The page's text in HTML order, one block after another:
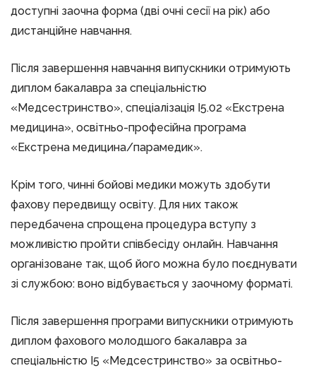
доступні заочна форма (дві очні сесії на рік) або
дистанційне навчання.
Після завершення навчання випускники отримують
диплом бакалавра за спеціальністю
«Медсестринство», спеціалізація І5.02 «Екстрена
медицина», освітньо-професійна програма
«Екстрена медицина/парамедик».
Крім того, чинні бойові медики можуть здобути
фахову передвищу освіту. Для них також
передбачена спрощена процедура вступу з
можливістю пройти співбесіду онлайн. Навчання
організоване так, щоб його можна було поєднувати
зі службою: воно відбувається у заочному форматі.
Після завершення програми випускники отримують
диплом фахового молодшого бакалавра за
спеціальністю І5 «Медсестринство» за освітньо-